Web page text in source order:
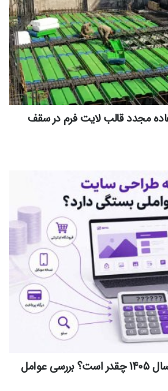
مجدد قالب لایت فرم در سقف
هزینه طراحی سایت در سال 1405 چقدر است؟ بررسی عوامل